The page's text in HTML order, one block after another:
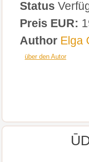
Status
Preis EUR:
Author Elga
über den Autor